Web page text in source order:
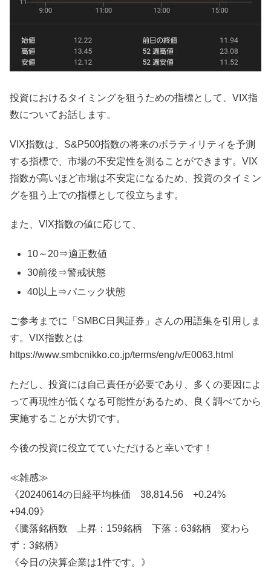
投資におけるタイミングを狙うための指標として、VIX指
数についてお話します。
VIX指数は、S&P500指数の将来のボラティリティを予測
する指標で、市場の不安定性を測ることができます。VIX
指数が高いほど市場は不安定になるため、投資のタイミン
グを狙う上での指標として役立ちます。
また、VIX指数の値に応じて、
10～20⇒適正数値
30前後⇒警戒状態
40以上⇒パニック状態
ご参考までに「SMBC日興証券」さんの用語集を引用しま
す。VIX指数とは
https://www.smbcnikko.co.jp/terms/eng/v/E0063.html
ただし、投資には自己責任が必要であり、多くの要因によ
って再現性が低くなる可能性があるため、良く調べてから
実施することが大切です。
今後の投資に役立てていただけると幸いです！
≪雑感≫
《20240614の日経平均株価 38,814.56 +0.24%
+94.09》
《騰落銘柄数 上昇：159銘柄 下落：63銘柄 変わら
ず：3銘柄》
《今日の決算企業は1件です。》